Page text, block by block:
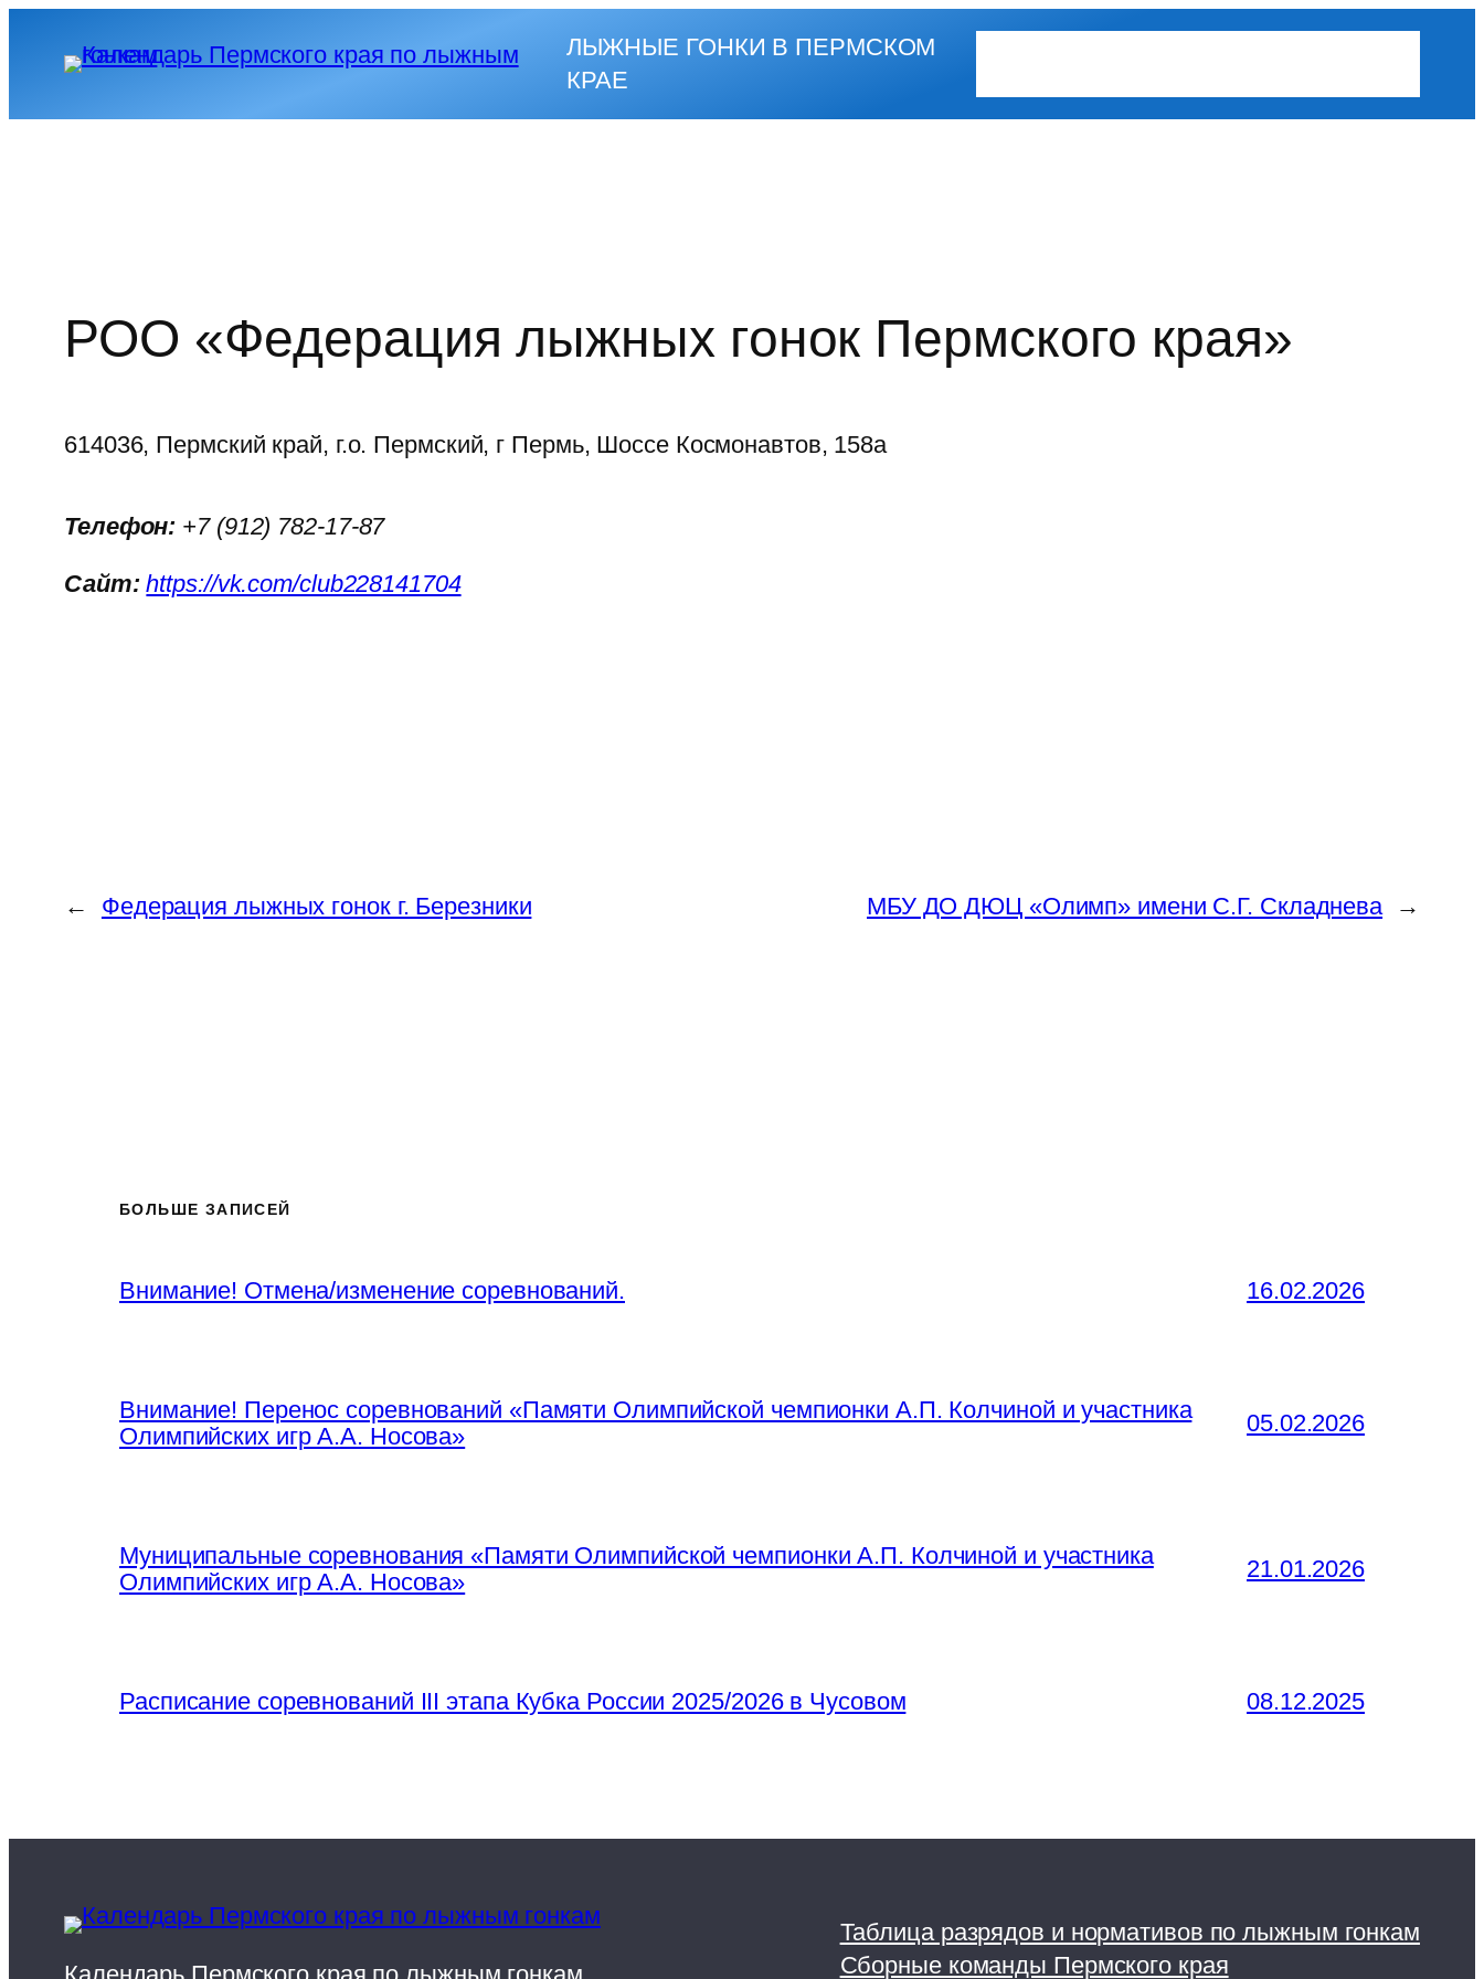
ЛЫЖНЫЕ ГОНКИ В ПЕРМСКОМ
КРАЕ
РОО «Федерация лыжных гонок Пермского края»
614036, Пермский край, г.о. Пермский, г Пермь, Шоссе Космонавтов, 158а
Телефон: +7 (912) 782-17-87
Сайт:https://vk.com/club228141704
← Федерация лыжных гонок г. Березники МБУ ДО ДЮЦ «Олимп» имени С.Г. Складнева →
БОЛЬШЕ ЗАПИСЕЙ
Внимание! Отмена/изменение соревнований. 16.02.2026
Внимание! Перенос соревнований «Памяти Олимпийской чемпионки А.П. Колчиной и участника
Олимпийских игр А.А. Носова»
05.02.2026
Муниципальные соревнования «Памяти Олимпийской чемпионки А.П. Колчиной и участника
Олимпийских игр А.А. Носова»
21.01.2026
Расписание соревнований III этапа Кубка России 2025/2026 в Чусовом 08.12.2025
Таблица разрядов и нормативов по лыжным гонкам
Сборные команды Пермского края